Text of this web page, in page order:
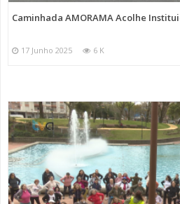
Caminhada AMORAMA Acolhe
17 Junho 2025 6 K